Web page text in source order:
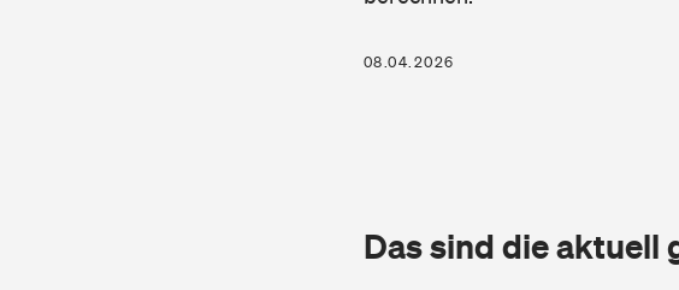
08.04.2026
Das sind die aktuell